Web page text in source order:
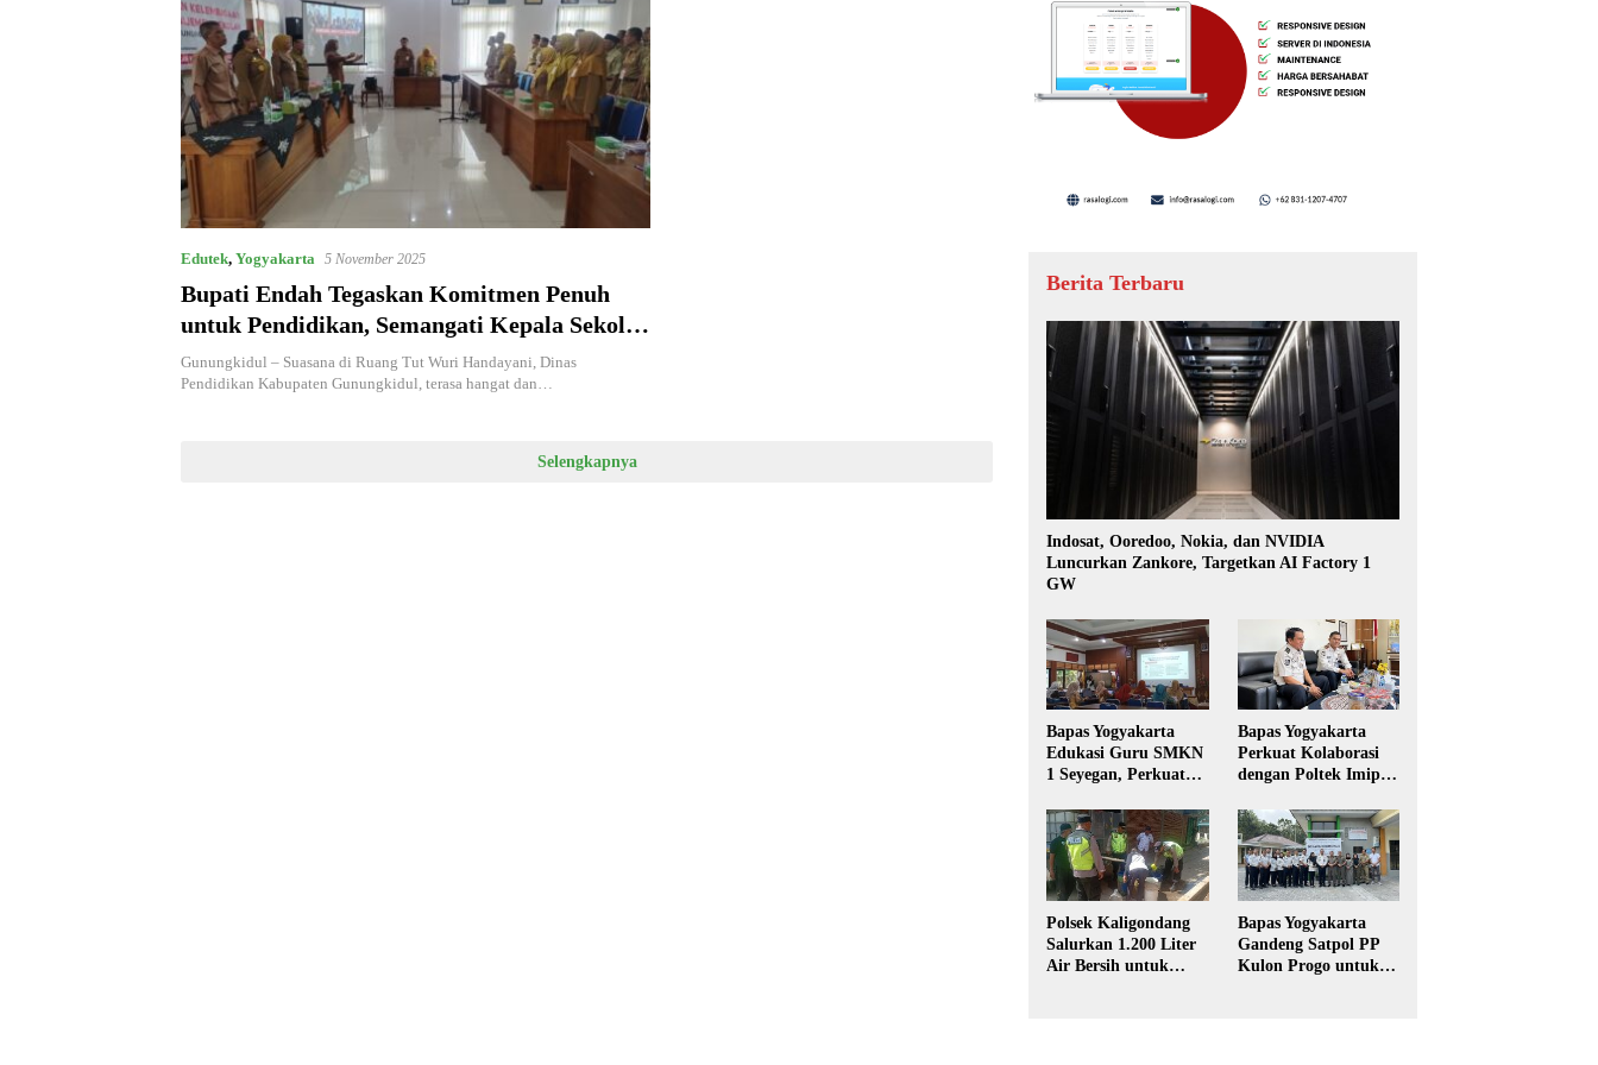
Edutek, Yogyakarta 5 November 2025
Bupati Endah Tegaskan Komitmen Penuh
untuk Pendidikan, Semangati Kepala Sekolah
Jadi “Api Mrapen” Gunungkidul
Gunungkidul – Suasana di Ruang Tut Wuri Handayani, Dinas
Pendidikan Kabupaten Gunungkidul, terasa hangat dan…
Selengkapnya
Berita Terbaru
Indosat, Ooredoo, Nokia, dan NVIDIA
Luncurkan Zankore, Targetkan AI Factory 1
GW
Bapas Yogyakarta
Edukasi Guru SMKN
1 Seyegan, Perkuat
Hukum di Sekolah
Bapas Yogyakarta
Perkuat Kolaborasi
dengan Poltek Imipas,
Magang Taruna
Polsek Kaligondang
Salurkan 1.200 Liter
Air Bersih untuk
Bapas Yogyakarta
Gandeng Satpol PP
Kulon Progo untuk